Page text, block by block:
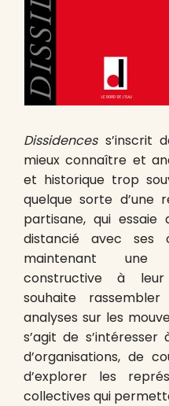
Dissidencess’inscrit
mieux connaître et
et historique trop
quelque sorte d’une
partisane, qui
distancié avec ses
maintenant une
constructive à
souhaite
analyses sur les
s’agit de
d’organisations, de
d’explorer les
collectives qui